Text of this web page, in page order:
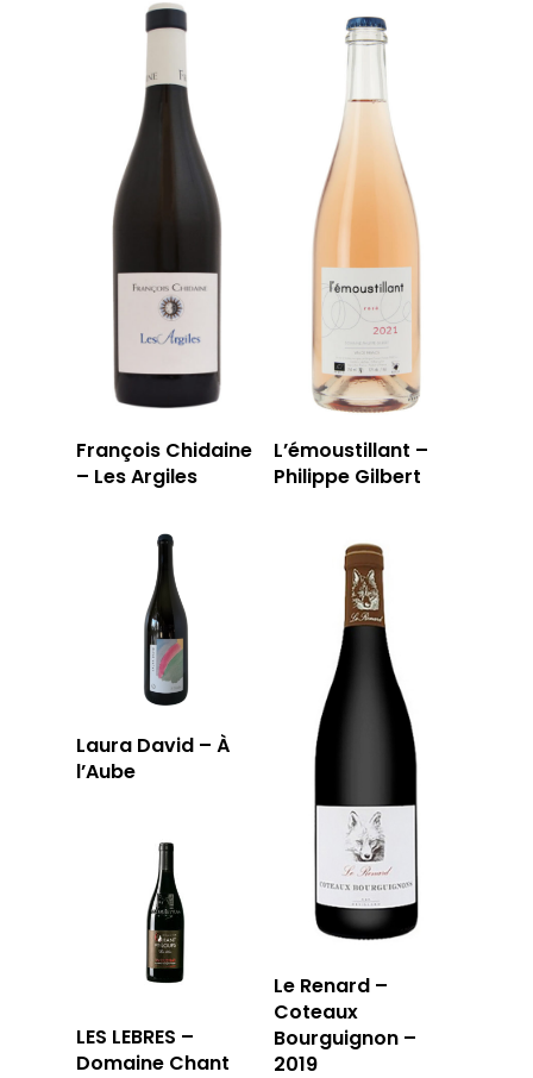
François Chidaine
– Les Argiles
L’émoustillant –
Philippe Gilbert
Laura David – À
l’Aube
Le Renard –
Coteaux
Bourguignon –
2019
LES LEBRES –
Domaine Chant